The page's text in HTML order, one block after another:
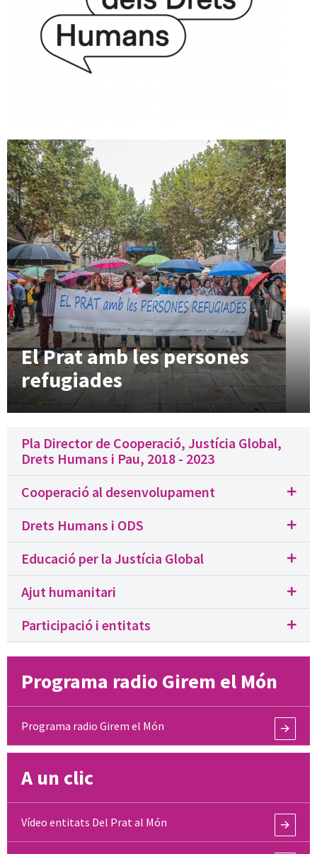
El Prat amb les persones
refugiades
Pla Director de Cooperació, Justícia Global,
Drets Humans i Pau, 2018 - 2023
Cooperació al desenvolupament
Drets Humans i ODS
Educació per la Justícia Global
Ajut humanitari
Participació i entitats
Programa radio Girem el Món
Programa radio Girem el Món
A un clic
Vídeo entitats Del Prat al Món